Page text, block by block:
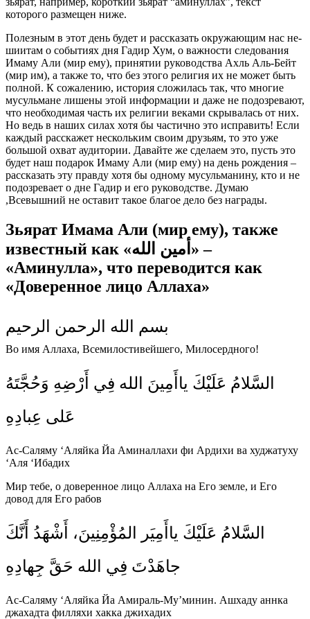
которого размещен ниже.
Полезным в этот день будет и рассказать окружающим нас не-
шиитам о событиях дня Гадир Хум, о важности следования
Имаму Али (мир ему), принятии руководства Ахль Аль-Бейт
(мир им), а также то, что без этого религия их не может быть
полной. К сожалению, история сложилась так, что многие
мусульмане лишены этой информации и даже не подозревают,
что необходимая часть их религии веками скрывалась от них.
Но ведь в наших силах хотя бы частично это исправить! Если
каждый расскажет нескольким своим друзьям, то это уже
большой охват аудитории. Давайте же сделаем это, пусть это
будет наш подарок Имаму Али (мир ему) на день рождения –
рассказать эту правду хотя бы одному мусульманину, кто и не
подозревает о дне Гадир и его руководстве. Думаю
,Всевышний не оставит такое благое дело без награды.
Зьярат Имама Али (мир ему), также
известный как «أمين الله» –
«Аминулла», что переводится как
«Доверенное лицо Аллаха»
بسم الله الرحمن الرحيم
Во имя Аллаха, Всемилостивейшего, Милосердного!
السَّلامُ عَلَيْكَ ياأَمِينَ الله فِي أَرْضِهِ وَحُجَّتَهُ
عَلى عِبادِهِ
Ас-Саляму ‘Аляйка Йа Аминаллахи фи Ардихи ва худжатуху
‘Аля ‘Ибадих
Мир тебе, о доверенное лицо Аллаха на Его земле, и Его
довод для Его рабов
السَّلامُ عَلَيْكَ ياأَمِيَر المُؤْمِنِينَ، أَشْهَدُ أَنَّكَ
جاهَدْتَ فِي الله حَقَّ جِهادِهِ
Ас-Саляму ‘Аляйка Йа Амираль-Му’минин. Ашхаду аннка
джахадта филляхи хакка джихадих